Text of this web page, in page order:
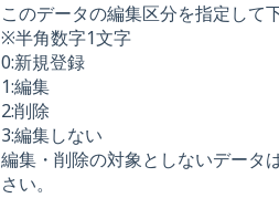
このデータの編集区分を指定して
※半角数字1文字
0:新規登録
1:編集
2:削除
3:編集しない
編集・削除の対象としないデータ
さい。